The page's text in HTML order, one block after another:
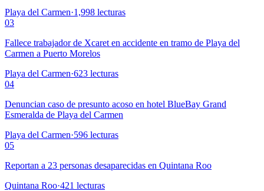
Playa del Carmen·1,998 lecturas
03
Fallece trabajador de Xcaret en accidente en tramo de Playa del
Carmen a Puerto Morelos
Playa del Carmen·623 lecturas
04
Denuncian caso de presunto acoso en hotel BlueBay Grand
Esmeralda de Playa del Carmen
Playa del Carmen·596 lecturas
05
Reportan a 23 personas desaparecidas en Quintana Roo
Quintana Roo·421 lecturas